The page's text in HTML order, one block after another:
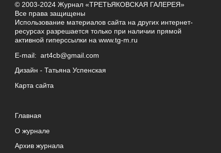
© 2003-2024 Журнал «ТРЕТЬЯКОВСКАЯ ГАЛЕРЕЯ»
Все права защищены
Использование материалов сайта на других интернет-
ресурсах разрешается только при наличии прямой
активной гиперссылки на www.tg-m.ru
E-mail: art4cb@gmail.com
Дизайн - Татьяна Успенская
Карта сайта
Главная
О журнале
Архив журнала